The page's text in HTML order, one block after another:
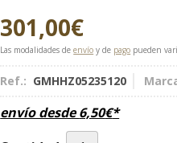
301,00€
Las modalidades deenvío y de pago pueden
Ref.: GMHHZ05235120
envío desde6,50€*